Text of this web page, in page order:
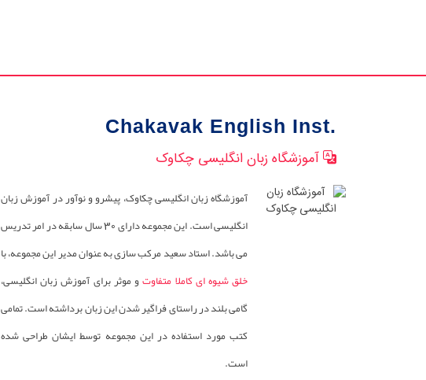
Chakavak English Inst.
آموزشگاه زبان انگلیسی چکاوک
آموزشگاه زبان انگلیسی چکاوک، پیشرو و نوآور در آموزش زبان
انگلیسی است. این مجموعه دارای 30 سال سابقه در امر تدریس
می باشد. استاد سعید مرکب سازی به عنوان مدیر این مجموعه، با
خلق شیوه ای کاملا متفاوتو موثر برای آموزش زبان انگلیسی،
گامی بلند در راستای فراگیر شدن این زبان برداشته است. تمامی
کتب مورد استفاده در این مجموعه توسط ایشان طراحی شده
است.